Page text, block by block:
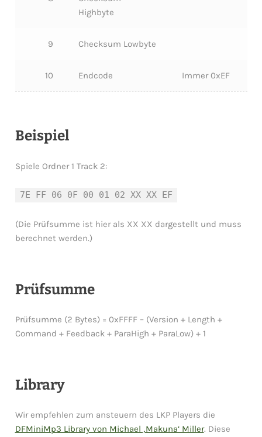
Highbyte
9 Checksum Lowbyte
10 Endcode Immer 0xEF
Beispiel
Spiele Ordner 1 Track 2:
7E FF 06 0F 00 01 02 XX XX EF
(Die Prüfsumme ist hier als XX XX dargestellt und muss
berechnet werden.)
Prüfsumme
Prüfsumme (2 Bytes) = 0xFFFF – (Version + Length +
Command + Feedback + ParaHigh + ParaLow) + 1
Library
Wir empfehlen zum ansteuern des LKP Players die
DFMiniMp3 Library von Michael ‚Makuna‘ Miller. Diese